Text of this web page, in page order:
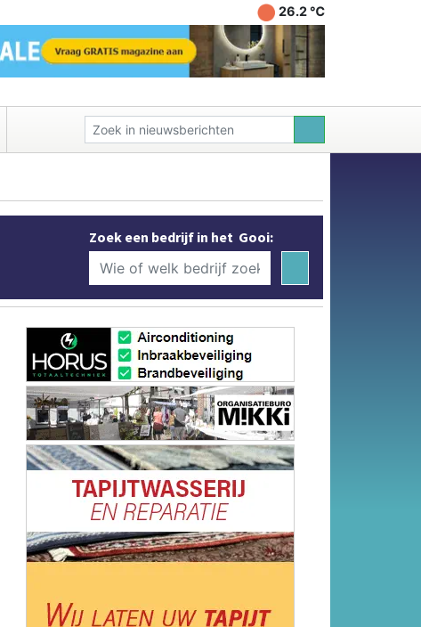
26.2 ℃
Zoek een bedrijf in het Gooi: